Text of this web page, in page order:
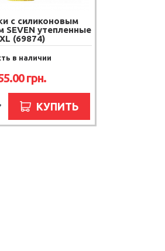
с силиконовым
SEVEN утепленные
XL (69874)
в наличии
грн.
КУПИТЬ